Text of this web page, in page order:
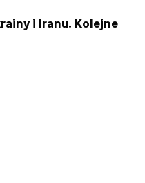
i Iranu. Kolejne